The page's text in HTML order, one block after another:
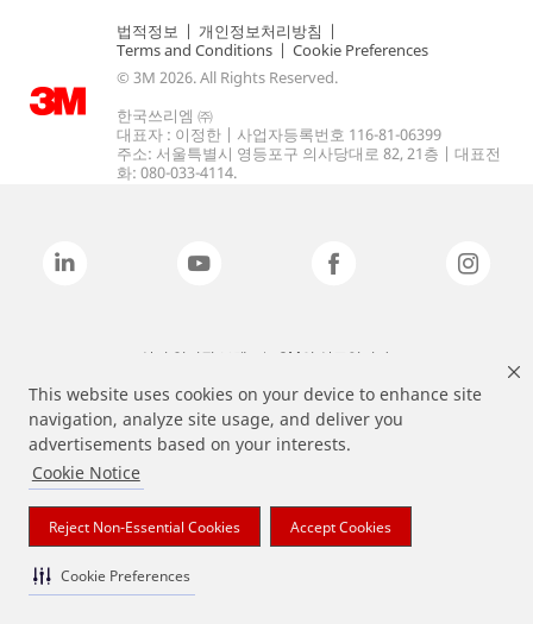
This website uses cookies on your device to enhance site
navigation, analyze site usage, and deliver you
advertisements based on your interests.
Cookie Notice
Reject Non-Essential Cookies Accept Cookies
Cookie Preferences
법적정보 | 개인정보처리방침 |
Terms and Conditions | Cookie Preferences
© 3M 2026. All Rights Reserved.
한국쓰리엠 ㈜
대표자 : 이정한 | 사업자등록번호 116-81-06399
주소: 서울특별시 영등포구 의사당대로 82, 21층 | 대표전
화: 080-033-4114.
상기 열거된 브랜드는 3M의 상표입니다.